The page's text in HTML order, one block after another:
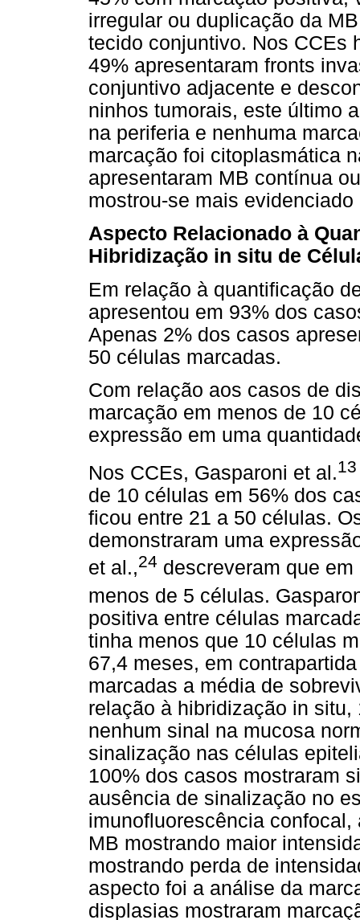
irregular ou duplicação da
tecido conjuntivo. Nos CCEs
49% apresentaram fronts
conjuntivo adjacente e
ninhos tumorais, este último
na periferia e nenhuma
marcação foi citoplasmática
apresentaram MB contínua
mostrou-se mais
Aspecto Relacionado à
Hibridização in situ de
Em relação à quantificação
apresentou em 93% dos
Apenas 2% dos casos
50 células marcadas.
Com relação aos casos de
marcação em menos de 10
expressão em uma
Nos CCEs, Gasparoni et al.13
de 10 células em 56% dos
ficou entre 21 a 50 células.
demonstraram uma
et al.,24 descreveram que
menos de 5 células.
positiva entre células
tinha menos que 10 células
67,4 meses, em
marcadas a média de
relação à hibridização in
nenhum sinal na mucosa
sinalização nas células
100% dos casos mostraram
ausência de sinalização no
imunofluorescência
MB mostrando maior
mostrando perda de
aspecto foi a análise da
displasias mostraram